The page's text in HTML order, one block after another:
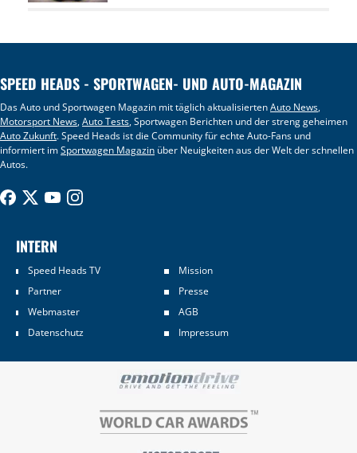
SPEED HEADS - SPORTWAGEN- UND AUTO-MAGAZIN
Das Auto und Sportwagen Magazin mit täglich aktualisiertenAuto News,
Motorsport News,Auto Tests, Sportwagen Berichten und der streng geheimen
Auto Zukunft. Speed Heads ist die Community für echte Auto-Fans und
informiert imSportwagen Magazin über Neuigkeiten aus der Welt der schnellen
Autos.
INTERN
Speed Heads TV
Mission
Partner
Presse
Webmaster
AGB
Datenschutz
Impressum